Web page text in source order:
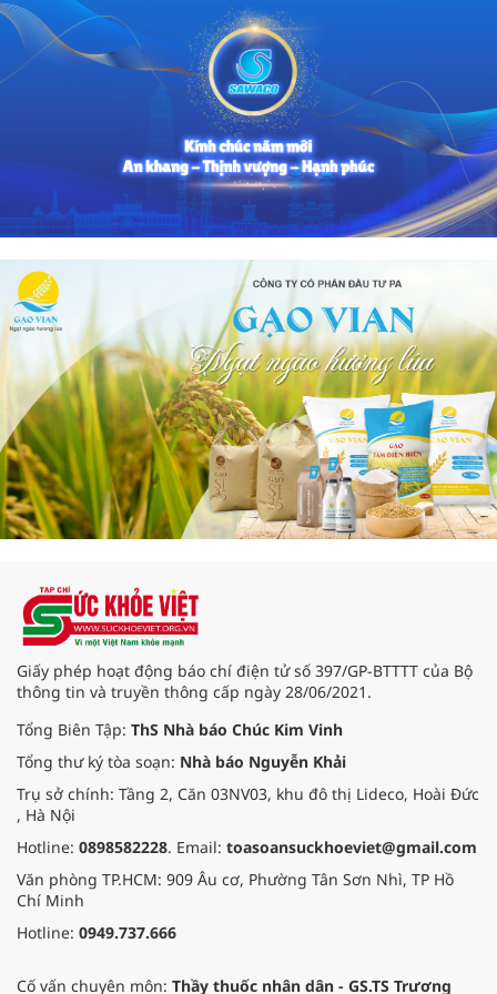
Giấy phép hoạt động báo chí điện tử số 397/GP-BTTTT của Bộ
thông tin và truyền thông cấp ngày 28/06/2021.
Tổng Biên Tập: ThS Nhà báo Chúc Kim Vinh
Tổng thư ký tòa soạn: Nhà báo Nguyễn Khải
Trụ sở chính: Tầng 2, Căn 03NV03, khu đô thị Lideco, Hoài Đức
, Hà Nội
Hotline: 0898582228. Email: toasoansuckhoeviet@gmail.com
Văn phòng TP.HCM: 909 Âu cơ, Phường Tân Sơn Nhì, TP Hồ
Chí Minh
Hotline: 0949.737.666
Cố vấn chuyên môn: Thầy thuốc nhân dân - GS.TS Trương